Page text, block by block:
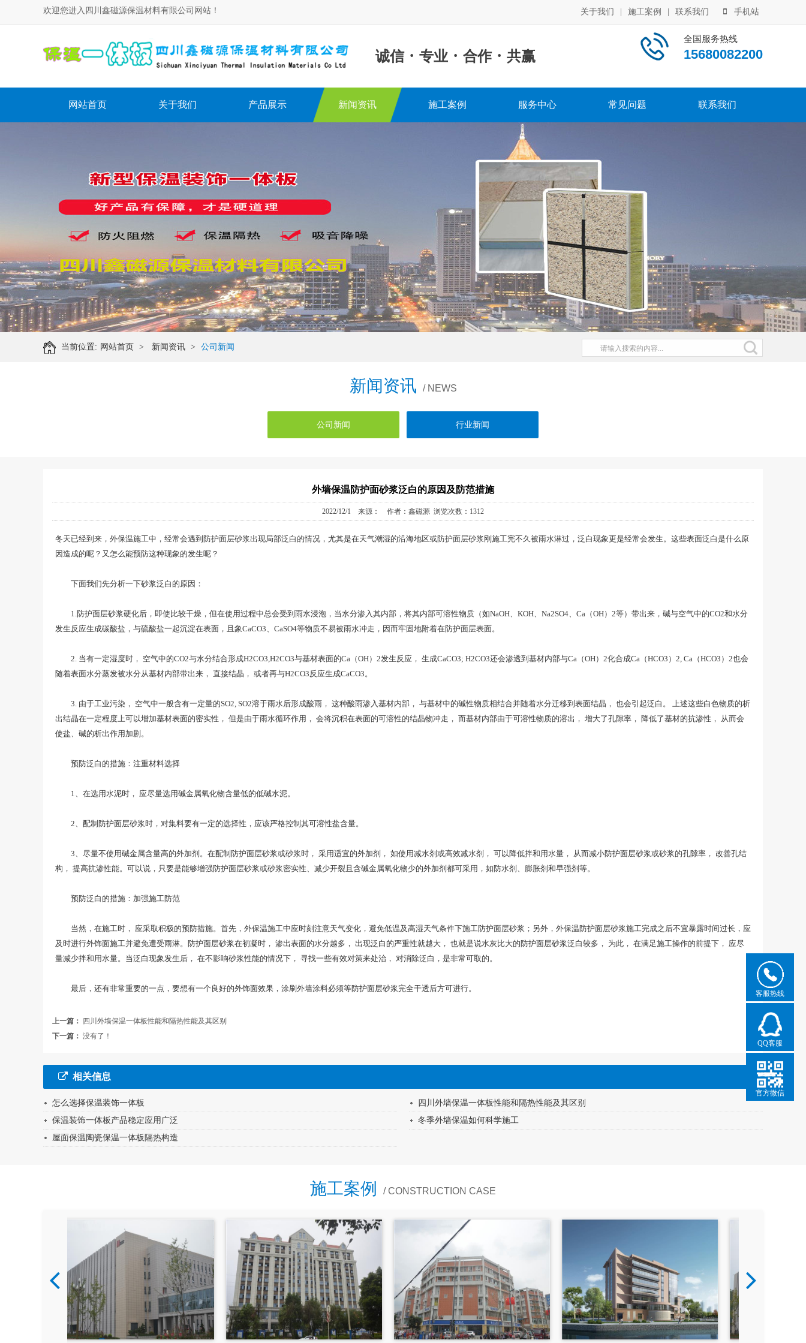
欢迎您进入四川鑫磁源保温材料有限公司网站！ 关于我们 施工案例 联系我们 手机站
诚信 · 专业 · 合作 · 共赢
全国服务热线
15680082200
网站首页 关于我们 产品展示 新闻资讯 施工案例 服务中心 常见问题 联系我们
当前位置: 网站首页 > 新闻资讯 > 公司新闻
新闻资讯 / NEWS
公司新闻 行业新闻
外墙保温防护面砂浆泛白的原因及防范措施
2022/12/1 来源： 作者：鑫磁源 浏览次数：1312
冬天已经到来，外保温施工中，经常会遇到防护面层砂浆出现局部泛白的情况，尤其是在天气潮湿的沿海地区或防护面层砂浆刚施工完不久被雨水淋过，泛白现象更是经常会发生。这些表面泛白是什么原
因造成的呢？又怎么能预防这种现象的发生呢？
下面我们先分析一下砂浆泛白的原因：
1.防护面层砂浆硬化后，即使比较干燥，但在使用过程中总会受到雨水浸泡，当水分渗入其内部，将其内部可溶性物质（如NaOH、KOH、Na2SO4、Ca（OH）2等）带出来，碱与空气中的CO2和水分
发生反应生成碳酸盐，与硫酸盐一起沉淀在表面，且象CaCO3、CaSO4等物质不易被雨水冲走，因而牢固地附着在防护面层表面。
2. 当有一定湿度时， 空气中的CO2与水分结合形成H2CO3,H2CO3与基材表面的Ca（OH）2发生反应， 生成CaCO3; H2CO3还会渗透到基材内部与Ca（OH）2化合成Ca（HCO3）2, Ca（HCO3）2也会
随着表面水分蒸发被水分从基材内部带出来， 直接结晶， 或者再与H2CO3反应生成CaCO3。
3. 由于工业污染， 空气中一般含有一定量的SO2, SO2溶于雨水后形成酸雨， 这种酸雨渗入基材内部， 与基材中的碱性物质相结合并随着水分迁移到表面结晶， 也会引起泛白。 上述这些白色物质的析
出结晶在一定程度上可以增加基材表面的密实性， 但是由于雨水循环作用， 会将沉积在表面的可溶性的结晶物冲走， 而基材内部由于可溶性物质的溶出， 增大了孔隙率， 降低了基材的抗渗性， 从而会
使盐、碱的析出作用加剧。
预防泛白的措施：注重材料选择
1、在选用水泥时， 应尽量选用碱金属氧化物含量低的低碱水泥。
2、配制防护面层砂浆时，对集料要有一定的选择性，应该严格控制其可溶性盐含量。
3、尽量不使用碱金属含量高的外加剂。在配制防护面层砂浆或砂浆时， 采用适宜的外加剂， 如使用减水剂或高效减水剂， 可以降低拌和用水量， 从而减小防护面层砂浆或砂浆的孔隙率， 改善孔结
构， 提高抗渗性能。可以说，只要是能够增强防护面层砂浆或砂浆密实性、减少开裂且含碱金属氧化物少的外加剂都可采用，如防水剂、膨胀剂和早强剂等。
预防泛白的措施：加强施工防范
当然，在施工时， 应采取积极的预防措施。首先，外保温施工中应时刻注意天气变化，避免低温及高湿天气条件下施工防护面层砂浆；另外，外保温防护面层砂浆施工完成之后不宜暴露时间过长，应
及时进行外饰面施工并避免遭受雨淋。防护面层砂浆在初凝时， 渗出表面的水分越多， 出现泛白的严重性就越大， 也就是说水灰比大的防护面层砂浆泛白较多， 为此， 在满足施工操作的前提下， 应尽
量减少拌和用水量。当泛白现象发生后， 在不影响砂浆性能的情况下， 寻找一些有效对策来处治， 对消除泛白，是非常可取的。
最后，还有非常重要的一点，要想有一个良好的外饰面效果，涂刷外墙涂料必须等防护面层砂浆完全干透后方可进行。
上一篇：
四川外墙保温一体板性能和隔热性能及其区别
下一篇： 没有了！
相关信息
怎么选择保温装饰一体板
四川外墙保温一体板性能和隔热性能及其区别
保温装饰一体板产品稳定应用广泛
冬季外墙保温如何科学施工
屋面保温陶瓷保温一体板隔热构造
施工案例 / CONSTRUCTION CASE
客服热线
QQ客服
官方微信